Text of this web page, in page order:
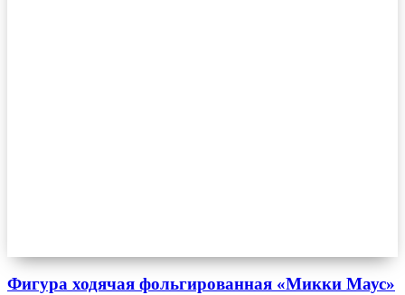
Фигура ходячая фольгированная «Микки Маус»